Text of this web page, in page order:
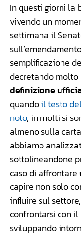
In questi giorni la
vivendo un
settimana il
semplificazione
decretando
definizione
quandoil testo
noto, in molti si
almeno sulla
abbiamo
sottolineandone
caso di affrontare
capire non solo
influire sul
confrontarsi con
sviluppando